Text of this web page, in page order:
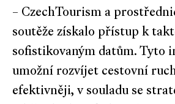
– CzechTourism a
soutěže získalo přístup k
sofistikovaným datům. Tyto
umožní rozvíjet cestovní
efektivněji, v souladu se